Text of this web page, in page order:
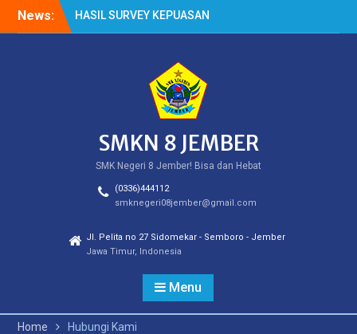
News:
HASIL SURVEY KEPUASAN
PELANGGAN
Cek Kesehatan Gratis
SMKN 8 JEMBER
SMK Negeri 8 Jember! Bisa dan Hebat
(0336)444112
smknegeri08jember@gmail.com
Jl. Pelita no 27 Sidomekar - Semboro - Jember
Jawa Timur, Indonesia
Menu
Home Hubungi Kami